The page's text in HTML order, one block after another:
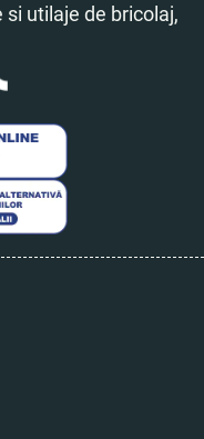
utilaje de bricolaj,